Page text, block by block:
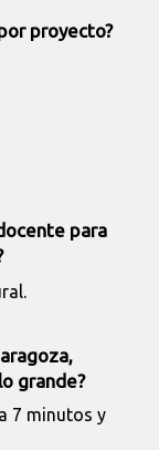
proyecto?
para
grande?
7 minutos y